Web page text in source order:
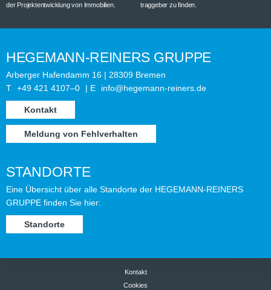
der Pro­jekt­ent­wick­lung von Immobilien.
trag­ge­ber zu finden.
HEGEMANN-REINERS GRUPPE
Arber­ger Hafen­damm 16 | 28309 Bre­men
T +49 421 4107–0 | E info@hegemann-reiners.de
Kon­takt
Mel­dung von Fehlverhalten
STANDORTE
Eine Über­sicht über alle Stand­orte der HEGEMANN-REINERS
GRUPPE fin­den Sie hier:
Stand­orte
Kontakt
Cookies